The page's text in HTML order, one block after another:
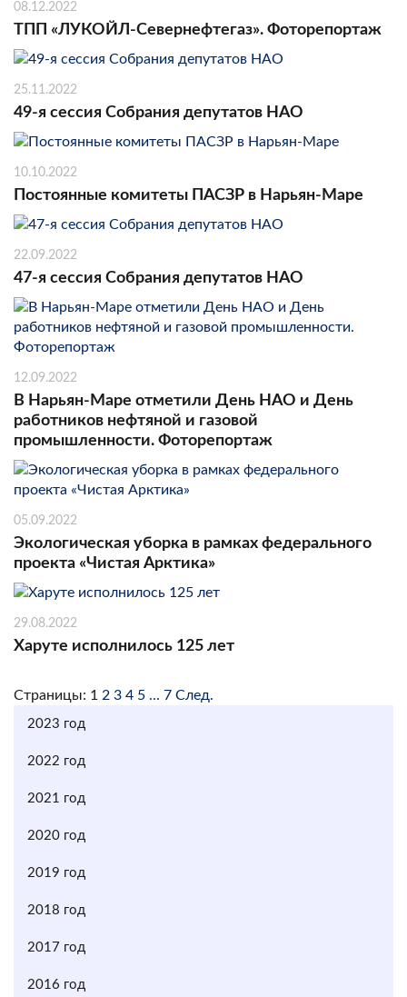
08.12.2022
ТПП «ЛУКОЙЛ-Севернефтегаз». Фоторепортаж
25.11.2022
49-я сессия Собрания депутатов НАО
10.10.2022
Постоянные комитеты ПАСЗР в Нарьян-Маре
22.09.2022
47-я сессия Собрания депутатов НАО
12.09.2022
В Нарьян-Маре отметили День НАО и День
работников нефтяной и газовой
промышленности. Фоторепортаж
05.09.2022
Экологическая уборка в рамках федерального
проекта «Чистая Арктика»
29.08.2022
Харуте исполнилось 125 лет
Страницы: 1 2 3 4 5 ... 7 След.
2023 год
2022 год
2021 год
2020 год
2019 год
2018 год
2017 год
2016 год